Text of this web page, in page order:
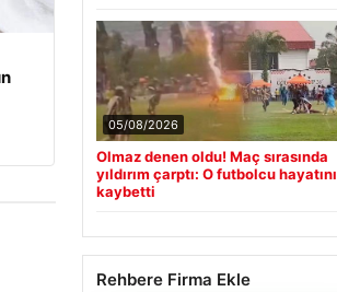
05/08/2026
Olmaz denen oldu! Maç sırasında
yıldırım çarptı: O futbolcu hayatını
kaybetti
Rehbere Firma Ekle